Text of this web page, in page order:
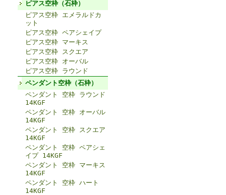
ピアス空枠（石枠）
ピアス空枠 エメラルドカ
ット
ピアス空枠 ペアシェイプ
ピアス空枠 マーキス
ピアス空枠 スクエア
ピアス空枠 オーバル
ピアス空枠 ラウンド
ペンダント空枠（石枠）
ペンダント 空枠 ラウンド
14KGF
ペンダント 空枠 オーバル
14KGF
ペンダント 空枠 スクエア
14KGF
ペンダント 空枠 ペアシェ
イプ 14KGF
ペンダント 空枠 マーキス
14KGF
ペンダント 空枠 ハート
14KGF